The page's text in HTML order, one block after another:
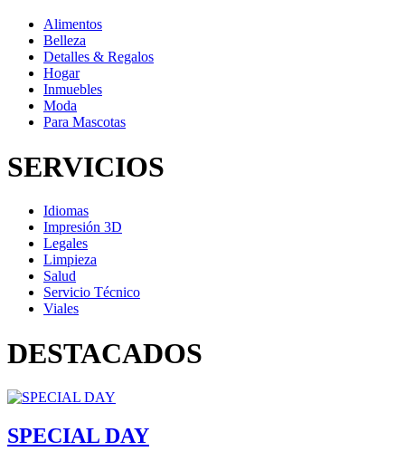
Alimentos
Belleza
Detalles & Regalos
Hogar
Inmuebles
Moda
Para Mascotas
SERVICIOS
Idiomas
Impresión 3D
Legales
Limpieza
Salud
Servicio Técnico
Viales
DESTACADOS
SPECIAL DAY